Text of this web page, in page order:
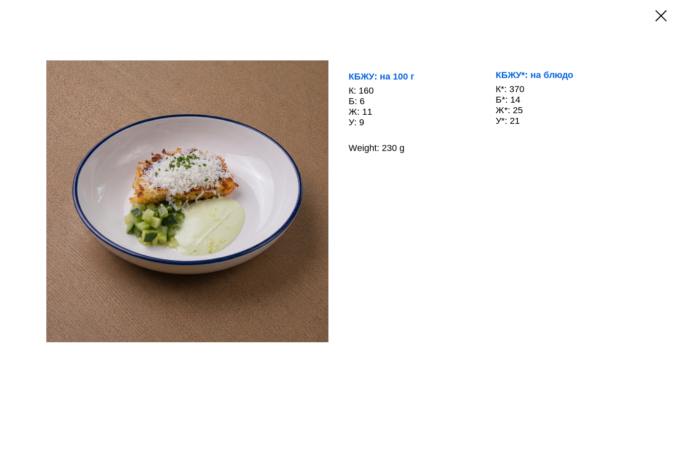
КБЖУ: на 100 г
К: 160
Б: 6
Ж: 11
У: 9
КБЖУ*: на блюдо
К*: 370
Б*: 14
Ж*: 25
У*: 21
Weight: 230 g